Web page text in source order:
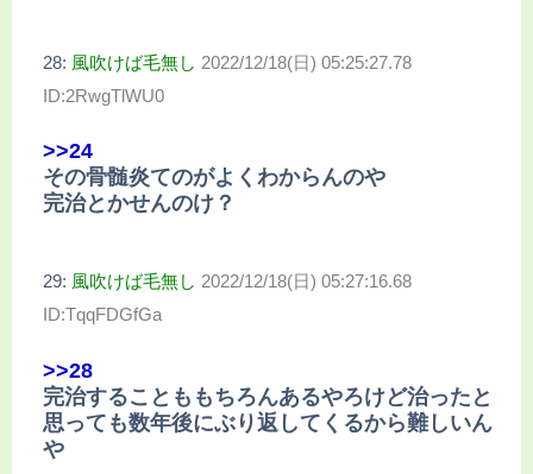
28: 風吹けば毛無し 2022/12/18(日) 05:25:27.78
ID:2RwgTlWU0
>>24
その骨髄炎てのがよくわからんのや
完治とかせんのけ？
29: 風吹けば毛無し 2022/12/18(日) 05:27:16.68
ID:TqqFDGfGa
>>28
完治することももちろんあるやろけど治ったと
思っても数年後にぶり返してくるから難しいん
や